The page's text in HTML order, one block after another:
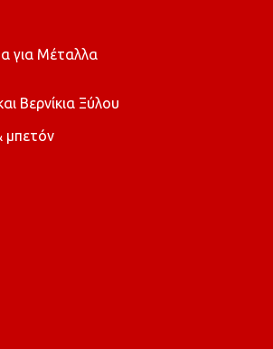
για Μέταλλα
Βερνίκια Ξύλου
μπετόν